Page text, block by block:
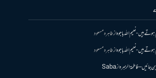
ہیں- نعیم اللہ باجوہازطاہرہ مسعود
ہیں- نعیم اللہ باجوہازطاہرہ مسعود
– فاطمۃالزہرہازSaba